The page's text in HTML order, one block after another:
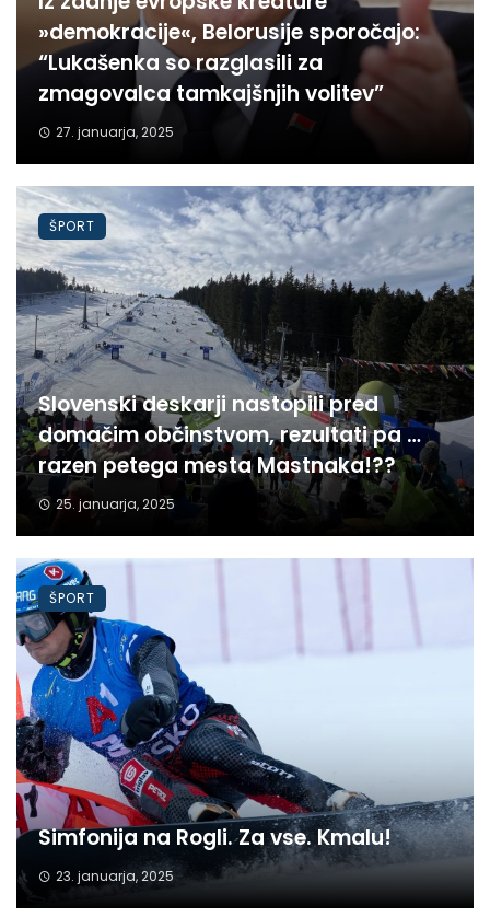
»demokracije«, Belorusije sporočajo:
“Lukašenka so razglasili za
zmagovalca tamkajšnjih volitev”
27. januarja, 2025
Slovenski deskarji nastopili pred
domačim občinstvom, rezultati pa …
razen petega mesta Mastnaka!??
25. januarja, 2025
ŠPORT
Simfonija na Rogli. Za vse. Kmalu!
23. januarja, 2025
ŠPORT